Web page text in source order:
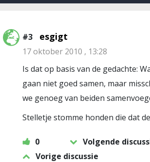
#3 esgigt
17 oktober 2010 , 13:28
Is dat op basis van de gedachte:
gaan niet goed samen, maar
we genoeg van beiden
Stelletje stomme honden die dat
0
Volgende
Vorige discussie